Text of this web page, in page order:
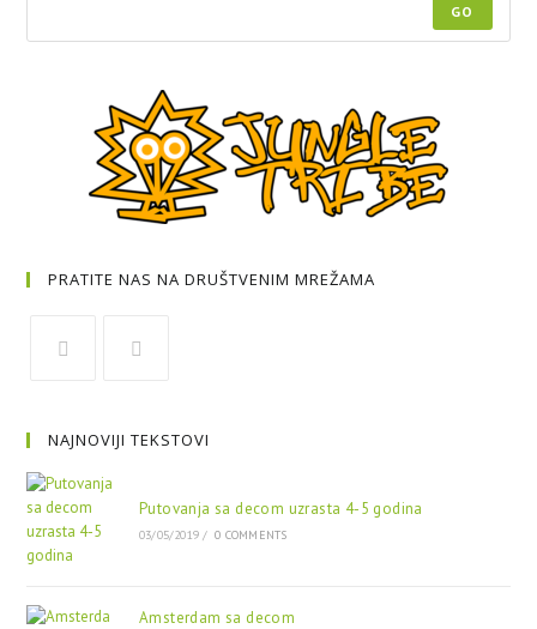
GO
PRATITE NAS NA DRUŠTVENIM MREŽAMA
NAJNOVIJI TEKSTOVI
Putovanja sa decom uzrasta 4-5 godina
03/05/2019 / 0 COMMENTS
Amsterdam sa decom